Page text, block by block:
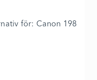
för: Canon
- 7368023 - Lägg i